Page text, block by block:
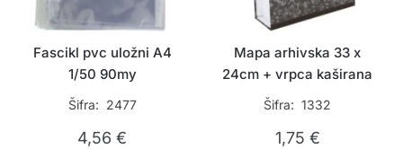
Fascikl pvc uložni A4
1/50 90my
Šifra: 2477
4,56€
Mapa arhivska 33 x
24cm + vrpca kaširana
Šifra: 1332
1,75 €